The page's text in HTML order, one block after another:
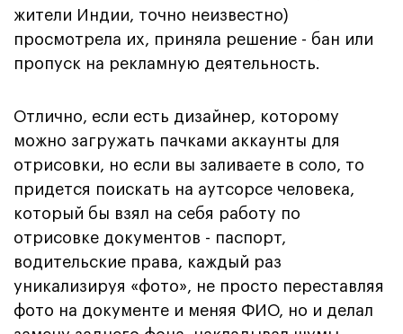
жители Индии, точно неизвестно)
просмотрела их, приняла решение - бан или
пропуск на рекламную деятельность.
Отлично, если есть дизайнер, которому
можно загружать пачками аккаунты для
отрисовки, но если вы заливаете в соло, то
придется поискать на аутсорсе человека,
который бы взял на себя работу по
отрисовке документов - паспорт,
водительские права, каждый раз
уникализируя «фото», не просто переставляя
фото на документе и меняя ФИО, но и делал